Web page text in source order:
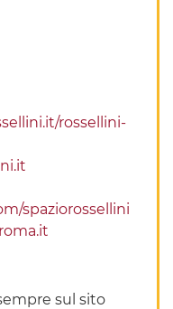
rossellini-
spaziorossellini
sul sito